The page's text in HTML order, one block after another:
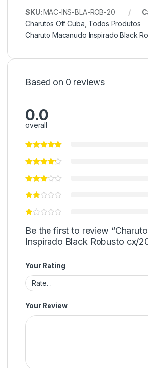
SKU:MAC-INS-BLA-ROB-20
Charutos Off Cuba Todos Produtos
Charuto Macanudo Inspirado Black
Based on 0 reviews
0.0
overall
Be the first to review
Inspirado Black Robusto cx/
Your Rating
Your Review